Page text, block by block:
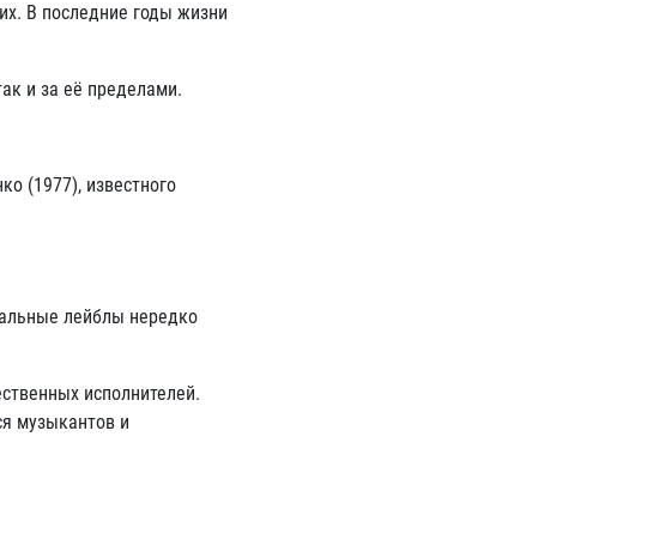
В последние годы жизни
и за её пределами.
(1977), известного
лейблы нередко
исполнителей.
музыкантов и